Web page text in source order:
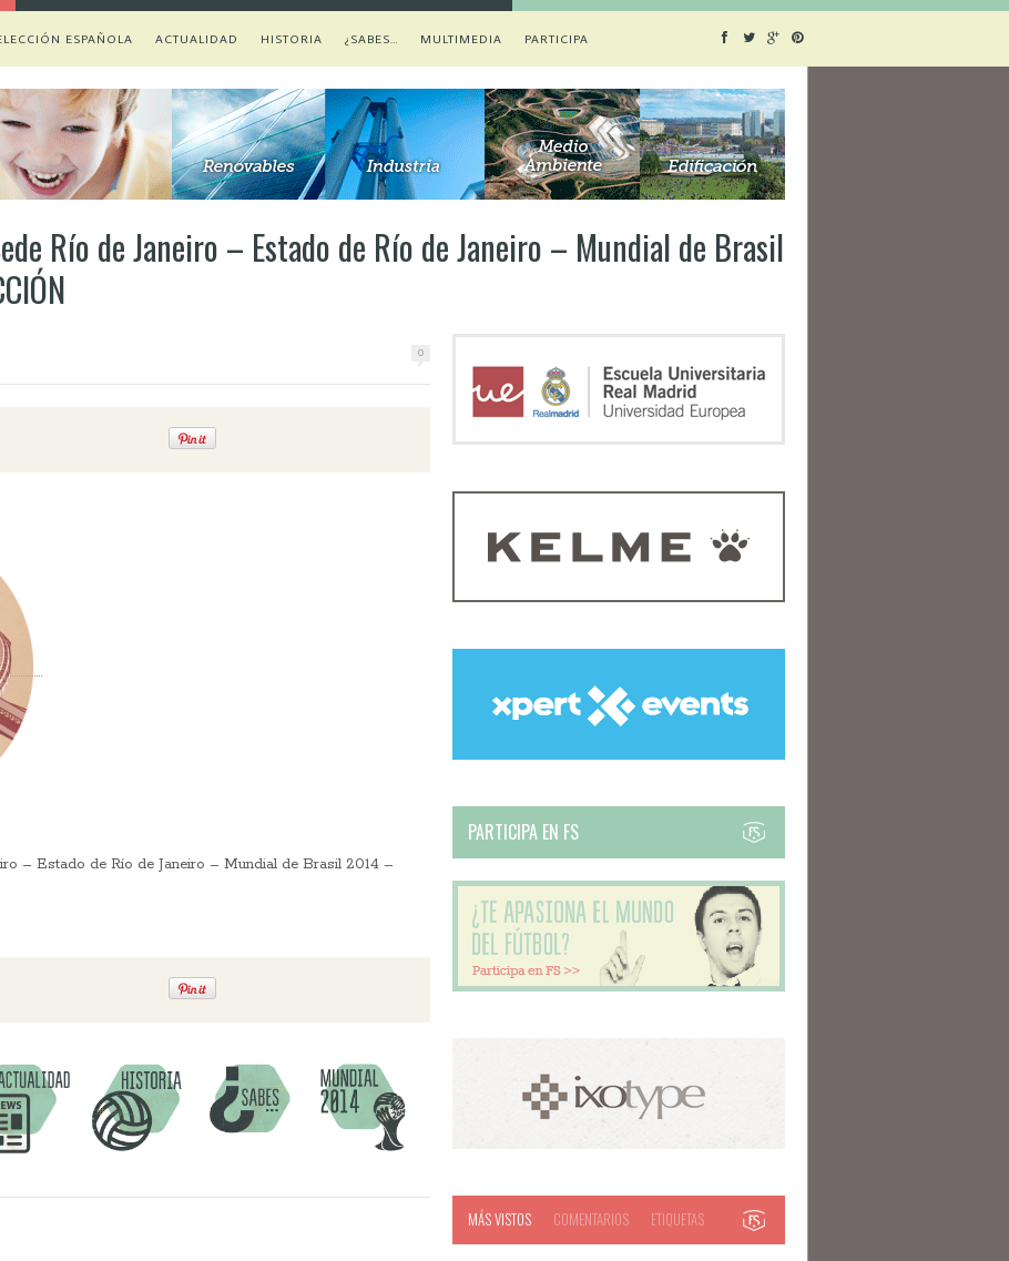
ESPAÑOLA ACTUALIDAD HISTORIA ¿SABES… MULTIMEDIA PARTICIPA
Río de Janeiro – Estado de Río de Janeiro – Mundial de Brasil
0
– Estado de Río de Janeiro – Mundial de Brasil 2014 –
PARTICIPA EN FS
MÁS VISTOS COMENTARIOS ETIQUETAS